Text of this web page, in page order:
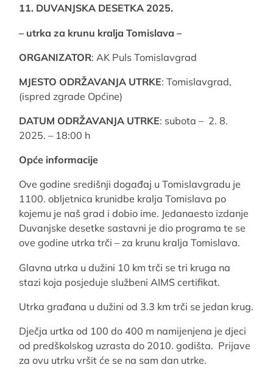
11. DUVANJSKA DESETKA 2025.
– utrka za krunu kralja Tomislava –
ORGANIZATOR: AK Puls Tomislavgrad
MJESTO ODRŽAVANJA UTRKE: Tomislavgrad,
(ispred zgrade Općine)
DATUM ODRŽAVANJA UTRKE: subota – 2. 8.
2025. – 18:00 h
Opće informacije
Ove godine središnji događaj u Tomislavgradu je
1100. obljetnica krunidbe kralja Tomislava po
kojemu je naš grad i dobio ime. Jedanaesto izdanje
Duvanjske desetke sastavni je dio programa te se
ove godine utrka trči – za krunu kralja Tomislava.
Glavna utrka u dužini 10 km trči se tri kruga na
stazi koja posjeduje službeni AIMS certifikat.
Utrka građana u dužini od 3.3 km trči se jedan krug.
Dječja urtka od 100 do 400 m namijenjena je djeci
od predškolskog uzrasta do 2010. godišta. Prijave
za ovu utrku vršit će se na sam dan utrke.